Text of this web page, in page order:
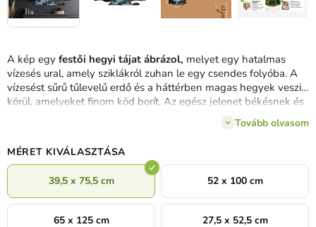
A kép egy festői hegyi tájat ábrázol, melyet egy hatalmas
vízesés ural, amely sziklákról zuhan le egy csendes folyóba. A
vízesést sűrű tűlevelű erdő és a háttérben magas hegyek veszik
körül, amelyeket finom köd borít. Az egész jelenet békésnek és
természet erejét és a tájTovább olvasom
MÉRET KIVÁLASZTÁSA
39,5 x 75,5 cm 52 x 100 cm
65 x 125 cm 27,5 x 52,5 cm